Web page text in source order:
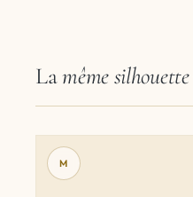
Lamême silhouette
M